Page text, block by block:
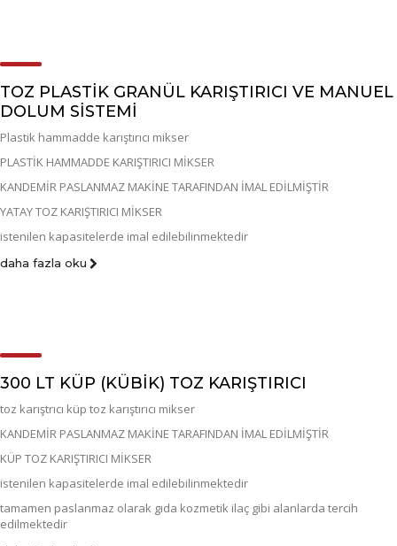
TOZ PLASTİK GRANÜL KARIŞTIRICI VE MANUEL
DOLUM SİSTEMİ
Plastik hammadde karıştırıcı mikser
PLASTİK HAMMADDE KARIŞTIRICI MİKSER
KANDEMİR PASLANMAZ MAKİNE TARAFINDAN İMAL EDİLMİŞTİR
YATAY TOZ KARIŞTIRICI MİKSER
istenilen kapasitelerde imal edilebilinmektedir
daha fazla oku
300 LT KÜP (KÜBIK) TOZ KARIŞTIRICI
toz karıştrıcı küp toz karıştırıcı mikser
KANDEMİR PASLANMAZ MAKİNE TARAFINDAN İMAL EDİLMİŞTİR
KÜP TOZ KARIŞTIRICI MİKSER
istenilen kapasitelerde imal edilebilinmektedir
tamamen paslanmaz olarak gıda kozmetik ilaç gibi alanlarda tercih
edilmektedir